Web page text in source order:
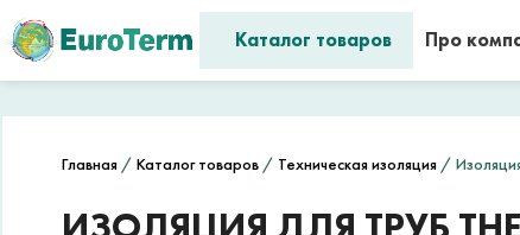
Каталог товаров Про
Главная / Каталог товаров / Техническая изоляция /